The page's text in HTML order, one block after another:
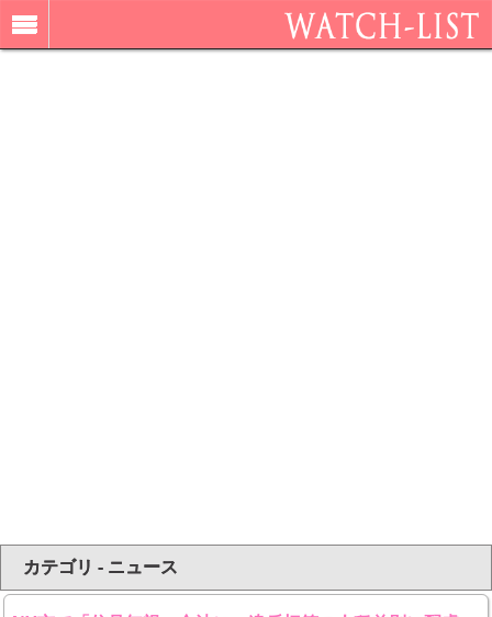
カテゴリ - ニュース